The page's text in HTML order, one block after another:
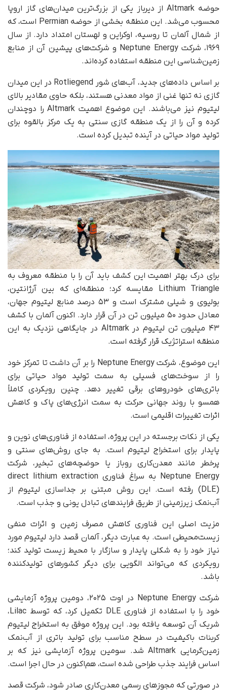
حوضه Altmark از دیرباز یکی از بزرگ‌ترین میدان‌های گاز اروپا
محسوب می‌شد. این منطقه بخشی از حوضه Permian است، که
از شمال آلمان تا روسیه، اوکراین و لهستان امتداد دارد. از سال
۱۹۶۹، شرکت Neptune Energy و شرکت‌های پیشین آن از منابع
زمین‌شناسی این منطقه استفاده کرده‌اند.
بر اساس داده‌های جدید، آب‌های شور Rotliegend در این میدان
گازی نه تنها غنی از مواد معدنی هستند، بلکه حاوی مقادیر بالای
لیتیوم نیز می‌باشند. این موضوع اهمیت Altmark را دوچندان
کرده و آن را از یک منطقه گازی سنتی به یک مرکز بالقوه برای
تولید مواد حیاتی در آینده تبدیل کرده است.
برای درک بهتر اهمیت این کشف باید آن را با منطقه معروف به
Lithium Triangle مقایسه کرد؛ منطقه‌ای که بین آرژانتین،
بولیوی و شیلی مشترک است و ۵۳ درصد منابع لیتیوم جهان،
معادل حدود ۵۰ میلیون تن در آن قرار دارد. اکنون آلمان با کشف
۴۳ میلیون تن لیتیوم در Altmark در جایگاهی نزدیک به این
منطقه استراتژیک قرار گرفته است.
این موضوع، شرکت Neptune Energy را بر آن داشت تا تمرکز خود
را از سوخت‌های فسیلی به سمت تولید مواد حیاتی برای
باتری‌های خودروهای برقی تغییر دهد. چنین رویکردی کاملاً
همسو با روند جهانی حرکت به سمت انرژی‌های پاک و کاهش
اثرات تغییرات اقلیمی است.
یکی از نکات برجسته در این پروژه، استفاده از فناوری‌های نوین و
پایدار برای استخراج لیتیوم است. به جای روش‌های سنتی و
پرخطر مانند معدن‌کاری روباز یا حوضچه‌های تبخیر، شرکت
Neptune Energy به سراغ فناوری direct lithium extraction
(DLE) رفته است. این روش مبتنی بر جداسازی لیتیوم از
آب‌نمک زیرزمینی از طریق فرایندهای تبادل یونی و جذب است.
مزیت اصلی این فناوری کاهش مصرف زمین و اثرات منفی
زیست‌محیطی است. به عبارت دیگر، آلمان قصد دارد لیتیوم مورد
نیاز خود را به شکلی پایدار و سازگار با محیط‌ زیست تولید کند؛
رویکردی که می‌تواند الگویی برای دیگر کشورهای تولیدکننده
باشد.
شرکت Neptune Energy در اوت ۲۰۲۵، دومین پروژه آزمایشی
خود را با استفاده از فناوری DLE تکمیل کرد، که توسط Lilac،
شریک آن توسعه یافته بود. این پروژه موفق به استخراج لیتیوم
کربنات باکیفیت در سطح مناسب برای تولید باتری از آب‌نمک
زمین‌گرمایی Altmark شد. سومین پروژه آزمایشی نیز که بر
اساس فرایند جذب طراحی شده است، هم‌اکنون در حال اجرا است.
در صورتی که مجوزهای رسمی معدن‌کاری صادر شود، شرکت قصد